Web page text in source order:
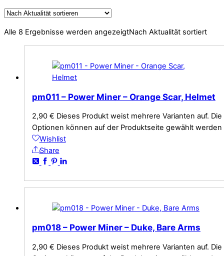
Alle 8 Ergebnisse werden angezeigtNach Aktualität sortiert
pm011 – Power Miner – Orange Scar, Helmet
2,90 € Dieses Produkt weist mehrere Varianten auf. Die
Optionen können auf der Produktseite gewählt werden
Wishlist
Share
pm018 – Power Miner – Duke, Bare Arms
2,90 € Dieses Produkt weist mehrere Varianten auf. Die